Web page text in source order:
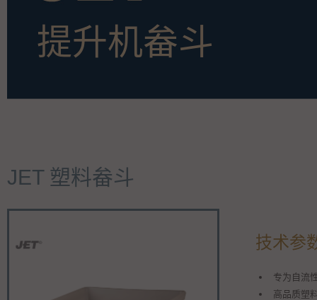
提升机畚斗
JET 塑料畚斗
技术参
专为自流
高品质塑